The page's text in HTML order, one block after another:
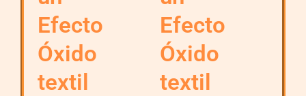
Efecto
Óxido
textil
Efecto
Óxido
textil